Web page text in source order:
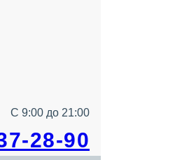
С 9:00 до 21:00
28-90